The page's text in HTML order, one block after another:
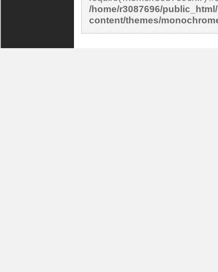
/home/r3087696/
content/themes/